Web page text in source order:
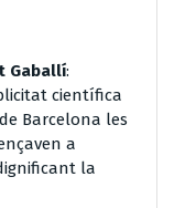
Gaballí:
científica
Barcelona les
a
la